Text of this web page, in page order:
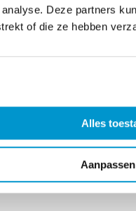
Deze partners
of die ze hebben
Alles
Aanpassen